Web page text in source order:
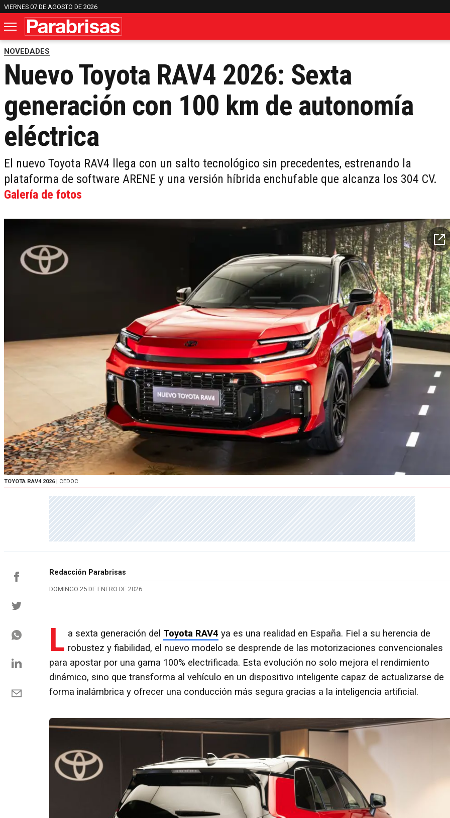
VIERNES 07 DE AGOSTO DE 2026
NOVEDADES
Nuevo Toyota RAV4 2026: Sexta
generación con 100 km de autonomía
eléctrica
El nuevo Toyota RAV4 llega con un salto tecnológico sin precedentes, estrenando la
plataforma de software ARENE y una versión híbrida enchufable que alcanza los 304 CV.
Galería de fotos
TOYOTA RAV4 2026| CEDOC
Redacción Parabrisas
DOMINGO 25 DE ENERO DE 2026
L a sexta generación del Toyota RAV4 ya es una realidad en España. Fiel a su herencia de
robustez y fiabilidad, el nuevo modelo se desprende de las motorizaciones convencionales
para apostar por una gama 100% electrificada. Esta evolución no solo mejora el rendimiento
dinámico, sino que transforma al vehículo en un dispositivo inteligente capaz de actualizarse de
forma inalámbrica y ofrecer una conducción más segura gracias a la inteligencia artificial.